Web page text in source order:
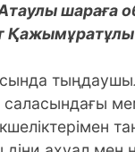
шараға
саласындағы